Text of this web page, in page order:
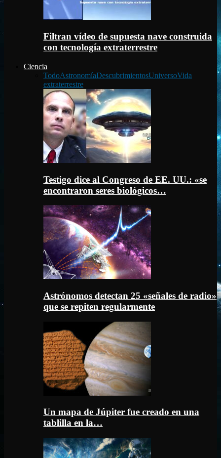
Filtran vídeo de supuesta nave construida
con tecnología extraterrestre
Ciencia
TodoAstronomíaDescubrimientosUniversoVida
extraterrestre
Testigo dice al Congreso de EE. UU.: «se
encontraron seres biológicos…
Astrónomos detectan 25 «señales de radio»
que se repiten regularmente
Un mapa de Júpiter fue creado en una
tablilla en la…